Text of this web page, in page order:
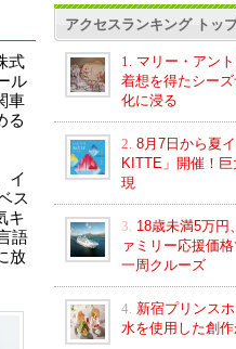
式
ル
車
る
イ
ス
キ
語
放
アクセスランキング トッ
1.
マリー・アン
着想を得たシー
化に浸る
2. 8月7日から夏
KITTE」開催！
現
3. 18歳未満5万円
ァミリー応援価
一周クルーズ
4. 新宿プリンス
水を使用した創